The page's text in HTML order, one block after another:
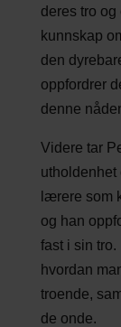
deres tro
kunnskap
den
oppfordrer
denne
Videre tar
utholdenhet
lærere som
og han
fast i sin
hvordan
troende,
de onde.